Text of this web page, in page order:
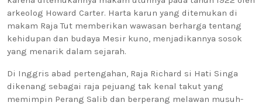
arkeolog Howard Carter. Harta karun yang ditemukan di
makam Raja Tut memberikan wawasan berharga tentang
kehidupan dan budaya Mesir kuno, menjadikannya sosok
yang menarik dalam sejarah.
Di Inggris abad pertengahan, Raja Richard si Hati Singa
dikenang sebagai raja pejuang tak kenal takut yang
memimpin Perang Salib dan berperang melawan musuh-